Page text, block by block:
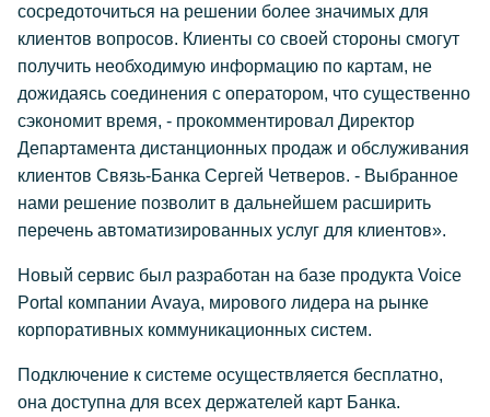
сосредоточиться на решении более значимых для
клиентов вопросов. Клиенты со своей стороны смогут
получить необходимую информацию по картам, не
дожидаясь соединения с оператором, что существенно
сэкономит время, - прокомментировал Директор
Департамента дистанционных продаж и обслуживания
клиентов Связь-Банка Сергей Четверов. - Выбранное
нами решение позволит в дальнейшем расширить
перечень автоматизированных услуг для клиентов».
Новый сервис был разработан на базе продукта Voice
Portal компании Avaya, мирового лидера на рынке
корпоративных коммуникационных систем.
Подключение к системе осуществляется бесплатно,
она доступна для всех держателей карт Банка.